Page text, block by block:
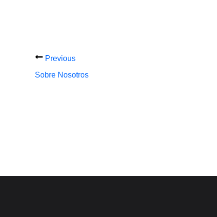
Previous
Sobre Nosotros